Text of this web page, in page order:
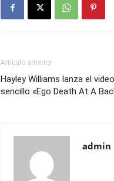
Artículo anterior
Hayley Williams lanza el
sencillo «Ego Death At A
admin